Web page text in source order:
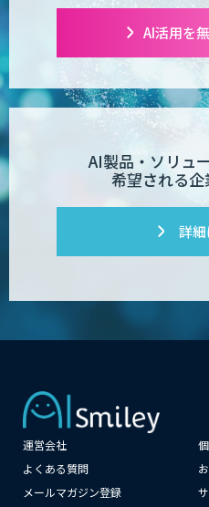
AI活用を
AI製品・ソリュ
希望される
詳
運営会社
よくある質問
メールマガジン登録